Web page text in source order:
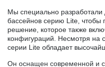
Мы специально
бассейнов серию Lite, чтобы
решение, которое также
конфигураций. Несмотря на
серии Lite обладает
Он оснащен современной и